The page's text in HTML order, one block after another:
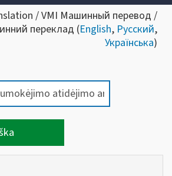
/ VMI Машинный перевод /
переклад (English, Русский,
Українська)